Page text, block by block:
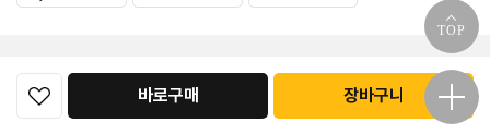
바로구매 장바구니
굿뜨래몰소개 개인정보처리방침
TOP